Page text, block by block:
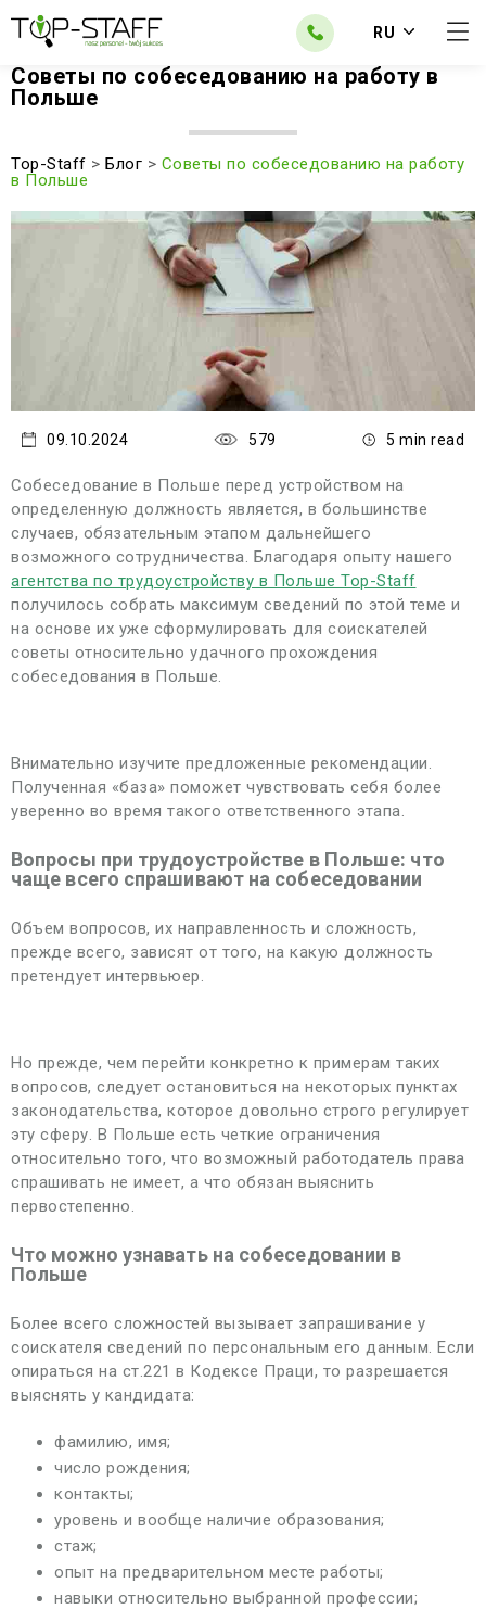
RU
Советы по собеседованию на работу в
Польше
Top-Staff > Блог > Советы по собеседованию на работу
в Польше
09.10.2024 579 5 min read
Собеседование в Польше перед устройством на
определенную должность является, в большинстве
случаев, обязательным этапом дальнейшего
возможного сотрудничества. Благодаря опыту нашего
агентства по трудоустройству в Польше Top-Staff
получилось собрать максимум сведений по этой теме и
на основе их уже сформулировать для соискателей
советы относительно удачного прохождения
собеседования в Польше.
Внимательно изучите предложенные рекомендации.
Полученная «база» поможет чувствовать себя более
уверенно во время такого ответственного этапа.
Вопросы при трудоустройстве в Польше: что
чаще всего спрашивают на собеседовании
Объем вопросов, их направленность и сложность,
прежде всего, зависят от того, на какую должность
претендует интервьюер.
Но прежде, чем перейти конкретно к примерам таких
вопросов, следует остановиться на некоторых пунктах
законодательства, которое довольно строго регулирует
эту сферу. В Польше есть четкие ограничения
относительно того, что возможный работодатель права
спрашивать не имеет, а что обязан выяснить
первостепенно.
Что можно узнавать на собеседовании в
Польше
Более всего сложностей вызывает запрашивание у
соискателя сведений по персональным его данным. Если
опираться на ст.221 в Кодексе Праци, то разрешается
выяснять у кандидата:
фамилию, имя;
число рождения;
контакты;
уровень и вообще наличие образования;
стаж;
опыт на предварительном месте работы;
навыки относительно выбранной профессии;